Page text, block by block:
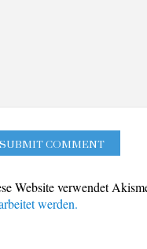
Website verwendet
werden.